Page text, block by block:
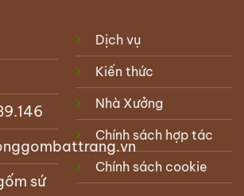
sứ
Dịch vụ
Kiến thức
Nhà Xưởng
Chính sách hợp tác
Chính sách cookie